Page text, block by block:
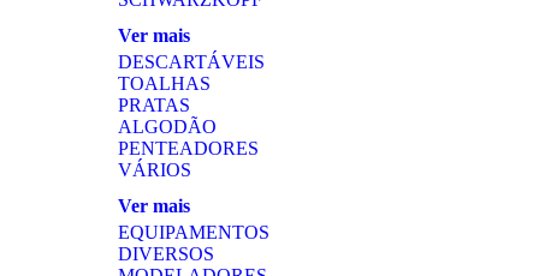
Ver mais
DESCARTÁVEIS
TOALHAS
PRATAS
ALGODÃO
PENTEADORES
VÁRIOS
Ver mais
EQUIPAMENTOS
DIVERSOS